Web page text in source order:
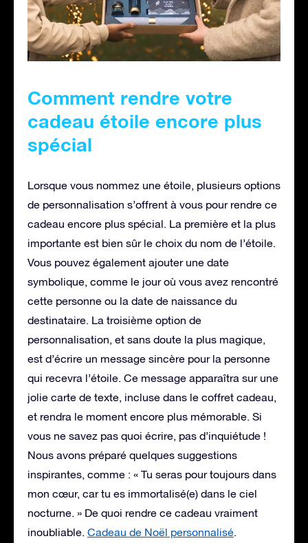
Comment rendre votre
cadeau étoile encore plus
spécial
Lorsque vous nommez une étoile, plusieurs options
de personnalisation s’offrent à vous pour rendre ce
cadeau encore plus spécial. La première et la plus
importante est bien sûr le choix du nom de l’étoile.
Vous pouvez également ajouter une date
symbolique, comme le jour où vous avez rencontré
cette personne ou la date de naissance du
destinataire. La troisième option de
personnalisation, et sans doute la plus magique,
est d’écrire un message sincère pour la personne
qui recevra l’étoile. Ce message apparaîtra sur une
jolie carte de texte, incluse dans le coffret cadeau,
et rendra le moment encore plus mémorable. Si
vous ne savez pas quoi écrire, pas d’inquiétude !
Nous avons préparé quelques suggestions
inspirantes, comme : « Tu seras pour toujours dans
mon cœur, car tu es immortalisé(e) dans le ciel
nocturne. » De quoi rendre ce cadeau vraiment
inoubliable. Cadeau de Noël personnalisé.